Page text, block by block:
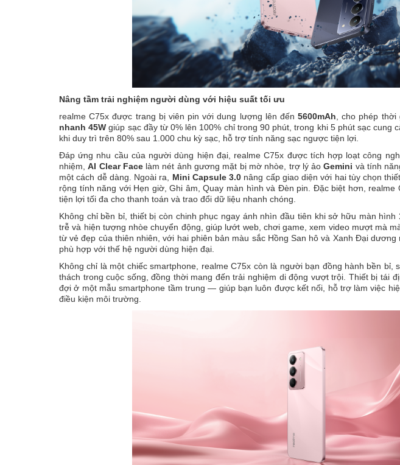
Nâng tầm trải nghiệm người dùng với hiệu suất tối ưu
realme C75x được trang bị viên pin với dung lượng lên đến 5600mAh , cho phép
nhanh 45W giúp sạc đầy từ 0% lên 100% chỉ trong 90 phút, trong khi 5 phút sạc cung
khi duy trì trên 80% sau 1.000 chu kỳ sạc, hỗ trợ tính năng sạc ngược tiện lợi.
Đáp ứng nhu cầu của người dùng hiện đại, realme C75x được tích hợp loạt công
nhiệm,AI Clear Facelàm nét ảnh gương mặt bị mờ nhòe, trợ lý ảoGemini và tính
một cách dễ dàng. Ngoài ra, Mini Capsule 3.0 nâng cấp giao diện với hai tùy chọn
rộng tính năng với Hẹn giờ, Ghi âm, Quay màn hình và Đèn pin. Đặc biệt hơn, realme
tiện lợi tối đa cho thanh toán và trao đổi dữ liệu nhanh chóng.
Không chỉ bền bỉ, thiết bị còn chinh phục ngay ánh nhìn đầu tiên khi sở hữu màn hình
trễ và hiện tượng nhòe chuyển động, giúp lướt web, chơi game, xem video mượt mà
từ vẻ đẹp của thiên nhiên, với hai phiên bản màu sắc Hồng San hô và Xanh Đại dương
phù hợp với thế hệ người dùng hiện đại.
Không chỉ là một chiếc smartphone, realme C75x còn là người bạn đồng hành bền
thách trong cuộc sống, đồng thời mang đến trải nghiệm di động vượt trội. Thiết bị tái
đợi ở một mẫu smartphone tầm trung — giúp bạn luôn được kết nối, hỗ trợ làm việc
điều kiện môi trường.